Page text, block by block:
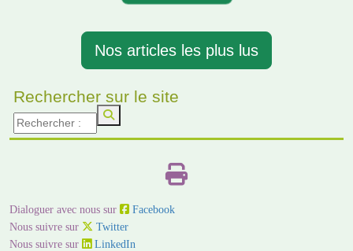
Nos articles les plus lus
Rechercher sur le site
Dialoguer avec nous sur
Facebook
Nous suivre sur
Twitter
Nous suivre sur
LinkedIn